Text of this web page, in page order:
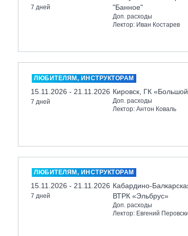
7 дней
"Банное"
Доп. расходы
Лектор: Иван Костарев
ЛЮБИТЕЛЯМ, ИНСТРУКТОРАМ
15.11.2026 - 21.11.2026
7 дней
Кировск, ГК
Доп. расходы
Лектор: Антон Коваль
ЛЮБИТЕЛЯМ, ИНСТРУКТОРАМ
15.11.2026 - 21.11.2026
7 дней
Кабардино-
ВТРК «Эльбрус»
Доп. расходы
Лектор: Евгений